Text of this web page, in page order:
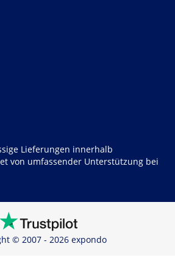
Lieferungen innerhalb
von umfassender Unterstützung bei
© 2007 - 2026 expondo